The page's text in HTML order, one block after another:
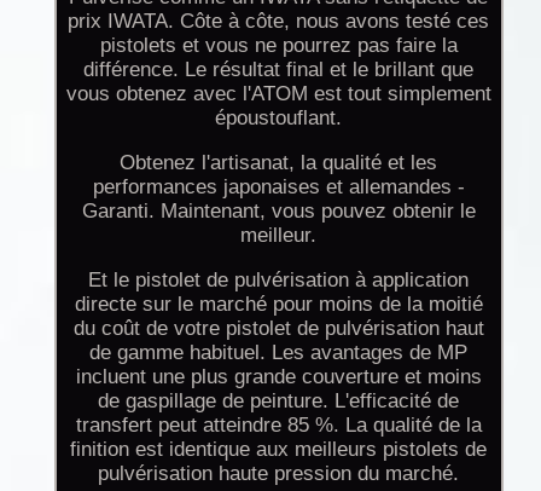
prix IWATA. Côte à côte, nous avons testé ces
pistolets et vous ne pourrez pas faire la
différence. Le résultat final et le brillant que
vous obtenez avec l'ATOM est tout simplement
époustouflant.
Obtenez l'artisanat, la qualité et les
performances japonaises et allemandes -
Garanti. Maintenant, vous pouvez obtenir le
meilleur.
Et le pistolet de pulvérisation à application
directe sur le marché pour moins de la moitié
du coût de votre pistolet de pulvérisation haut
de gamme habituel. Les avantages de MP
incluent une plus grande couverture et moins
de gaspillage de peinture. L'efficacité de
transfert peut atteindre 85 %. La qualité de la
finition est identique aux meilleurs pistolets de
pulvérisation haute pression du marché.